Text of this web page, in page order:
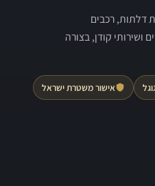
דלתות, רכבים
ושירותי קודן, בצורה
אישור משטרת ישראל